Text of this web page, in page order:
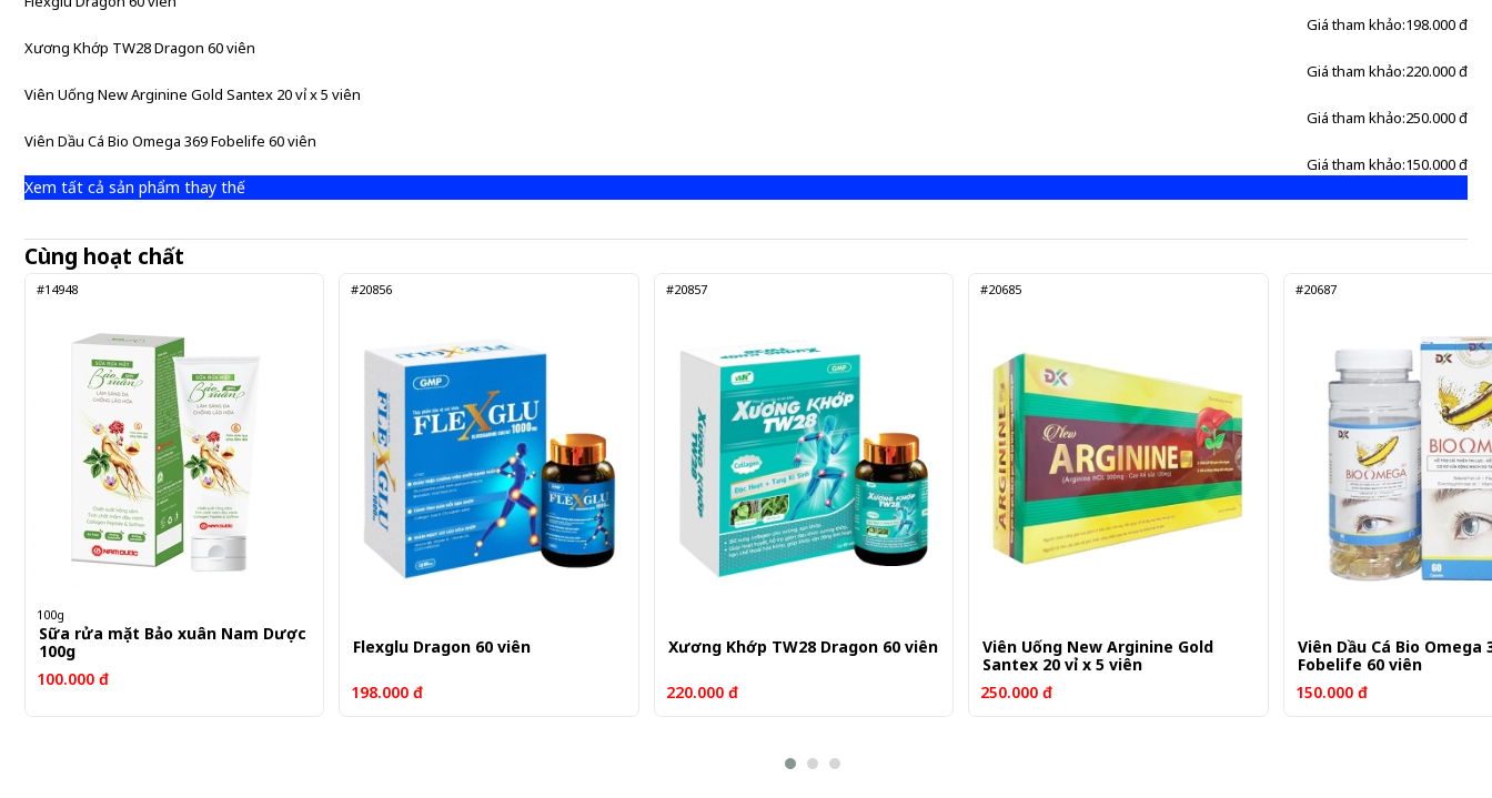
Giá tham khảo:198.000 đ
Xương Khớp TW28 Dragon 60 viên
Giá tham khảo:220.000 đ
Viên Uống New Arginine Gold Santex 20 vỉ x 5 viên
Giá tham khảo:250.000 đ
Viên Dầu Cá Bio Omega 369 Fobelife 60 viên
Giá tham khảo:150.000 đ
Xem tất cả sản phẩm thay thế
Cùng hoạt chất
#14948
100g
Sữa rửa mặt Bảo xuân Nam Dược
100g
100.000 đ
#20856
Flexglu Dragon 60 viên
198.000 đ
#20857
Xương Khớp TW28 Dragon 60 viên
220.000 đ
#20685
Viên Uống New Arginine Gold
Santex 20 vỉ x 5 viên
250.000 đ
#20687
Viên Dầu Cá Bio Omega
Fobelife 60 viên
150.000 đ